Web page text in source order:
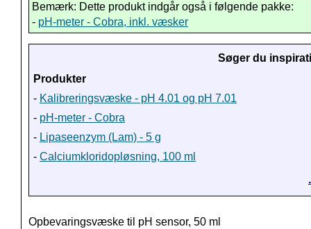
Bemærk: Dette produkt indgår også i følgende pakke:
- pH-meter - Cobra, inkl. væsker
Søger du
Produkter
- Kalibreringsvæske - pH 4.01 og pH 7.01
- pH-meter - Cobra
- Lipaseenzym (Lam) - 5 g
- Calciumkloridopløsning, 100 ml
Opbevaringsvæske til pH sensor, 50 ml